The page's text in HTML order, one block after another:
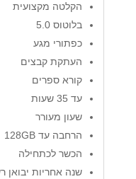
הקלטה מקצועית
בלוטוס 5.0
כפתורי מגע
העתקת קבצים
קורא ספרים
עד 35 שעות
שעון מעורר
הרחבה עד 128GB
הכשר לכתחילה
שנה אחריות יבואן